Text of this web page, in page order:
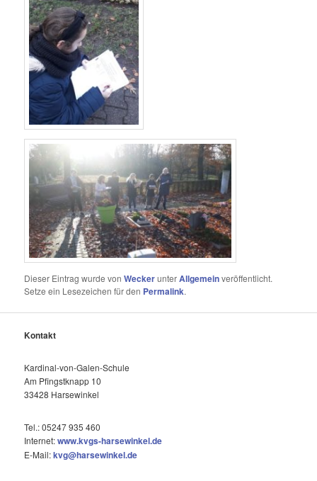
Dieser Eintrag wurde vonWeckerunterAllgemeinveröffentlicht.
Setze ein Lesezeichen für den Permalink.
Kontakt
Kardinal-von-Galen-Schule
Am Pfingstknapp 10
33428 Harsewinkel
Tel.: 05247 935 460
Internet:www.kvgs-harsewinkel.de
E-Mail:kvg@harsewinkel.de